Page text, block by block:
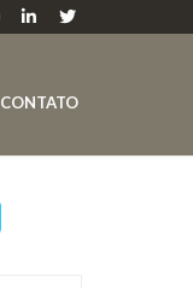
CONTATO